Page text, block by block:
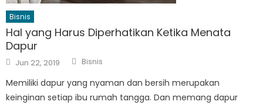
Bisnis
Hal yang Harus Diperhatikan Ketika Menata
Dapur
Posted
on
Jun 22, 2019 Author
Bisnis
Memiliki dapur yang nyaman dan bersih merupakan
keinginan setiap ibu rumah tangga. Dan memang dapur